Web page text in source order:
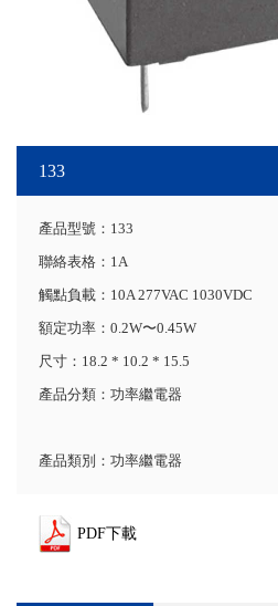
133
產品型號：133
聯絡表格：1A
觸點負載：10A 277VAC 1030VDC
額定功率：0.2W〜0.45W
尺寸：18.2 * 10.2 * 15.5
產品分類：功率繼電器
產品類別：功率繼電器
PDF下載